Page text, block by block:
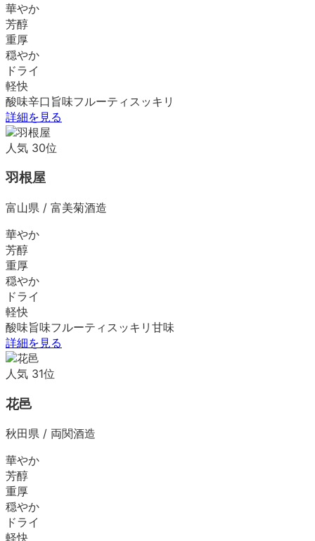
華やか
芳醇
重厚
穏やか
ドライ
軽快
酸味辛口 旨味フルーティ スッキリ
詳細を見る
人気 30位
羽根屋
富山県 / 富美菊酒造
華やか
芳醇
重厚
穏やか
ドライ
軽快
酸味旨味フルーティ スッキリ 甘味
詳細を見る
人気 31位
花邑
秋田県 / 両関酒造
華やか
芳醇
重厚
穏やか
ドライ
軽快